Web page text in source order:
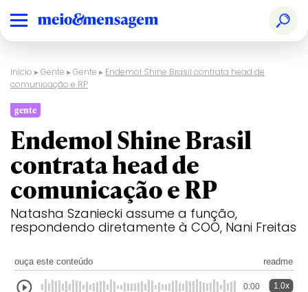
Início ▸Gente ▸Gente ▸ Endemol Shine Brasil contrata head de
comunicação e RP
gente
Endemol Shine Brasil
contrata head de
comunicação e RP
Natasha Szaniecki assume a função,
respondendo diretamente à COO, Nani Freitas
ouça este conteúdo readme
0:00 1.0x